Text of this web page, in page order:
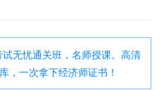
无忧通关班，名师授课。高清
，一次拿下经济师证书！